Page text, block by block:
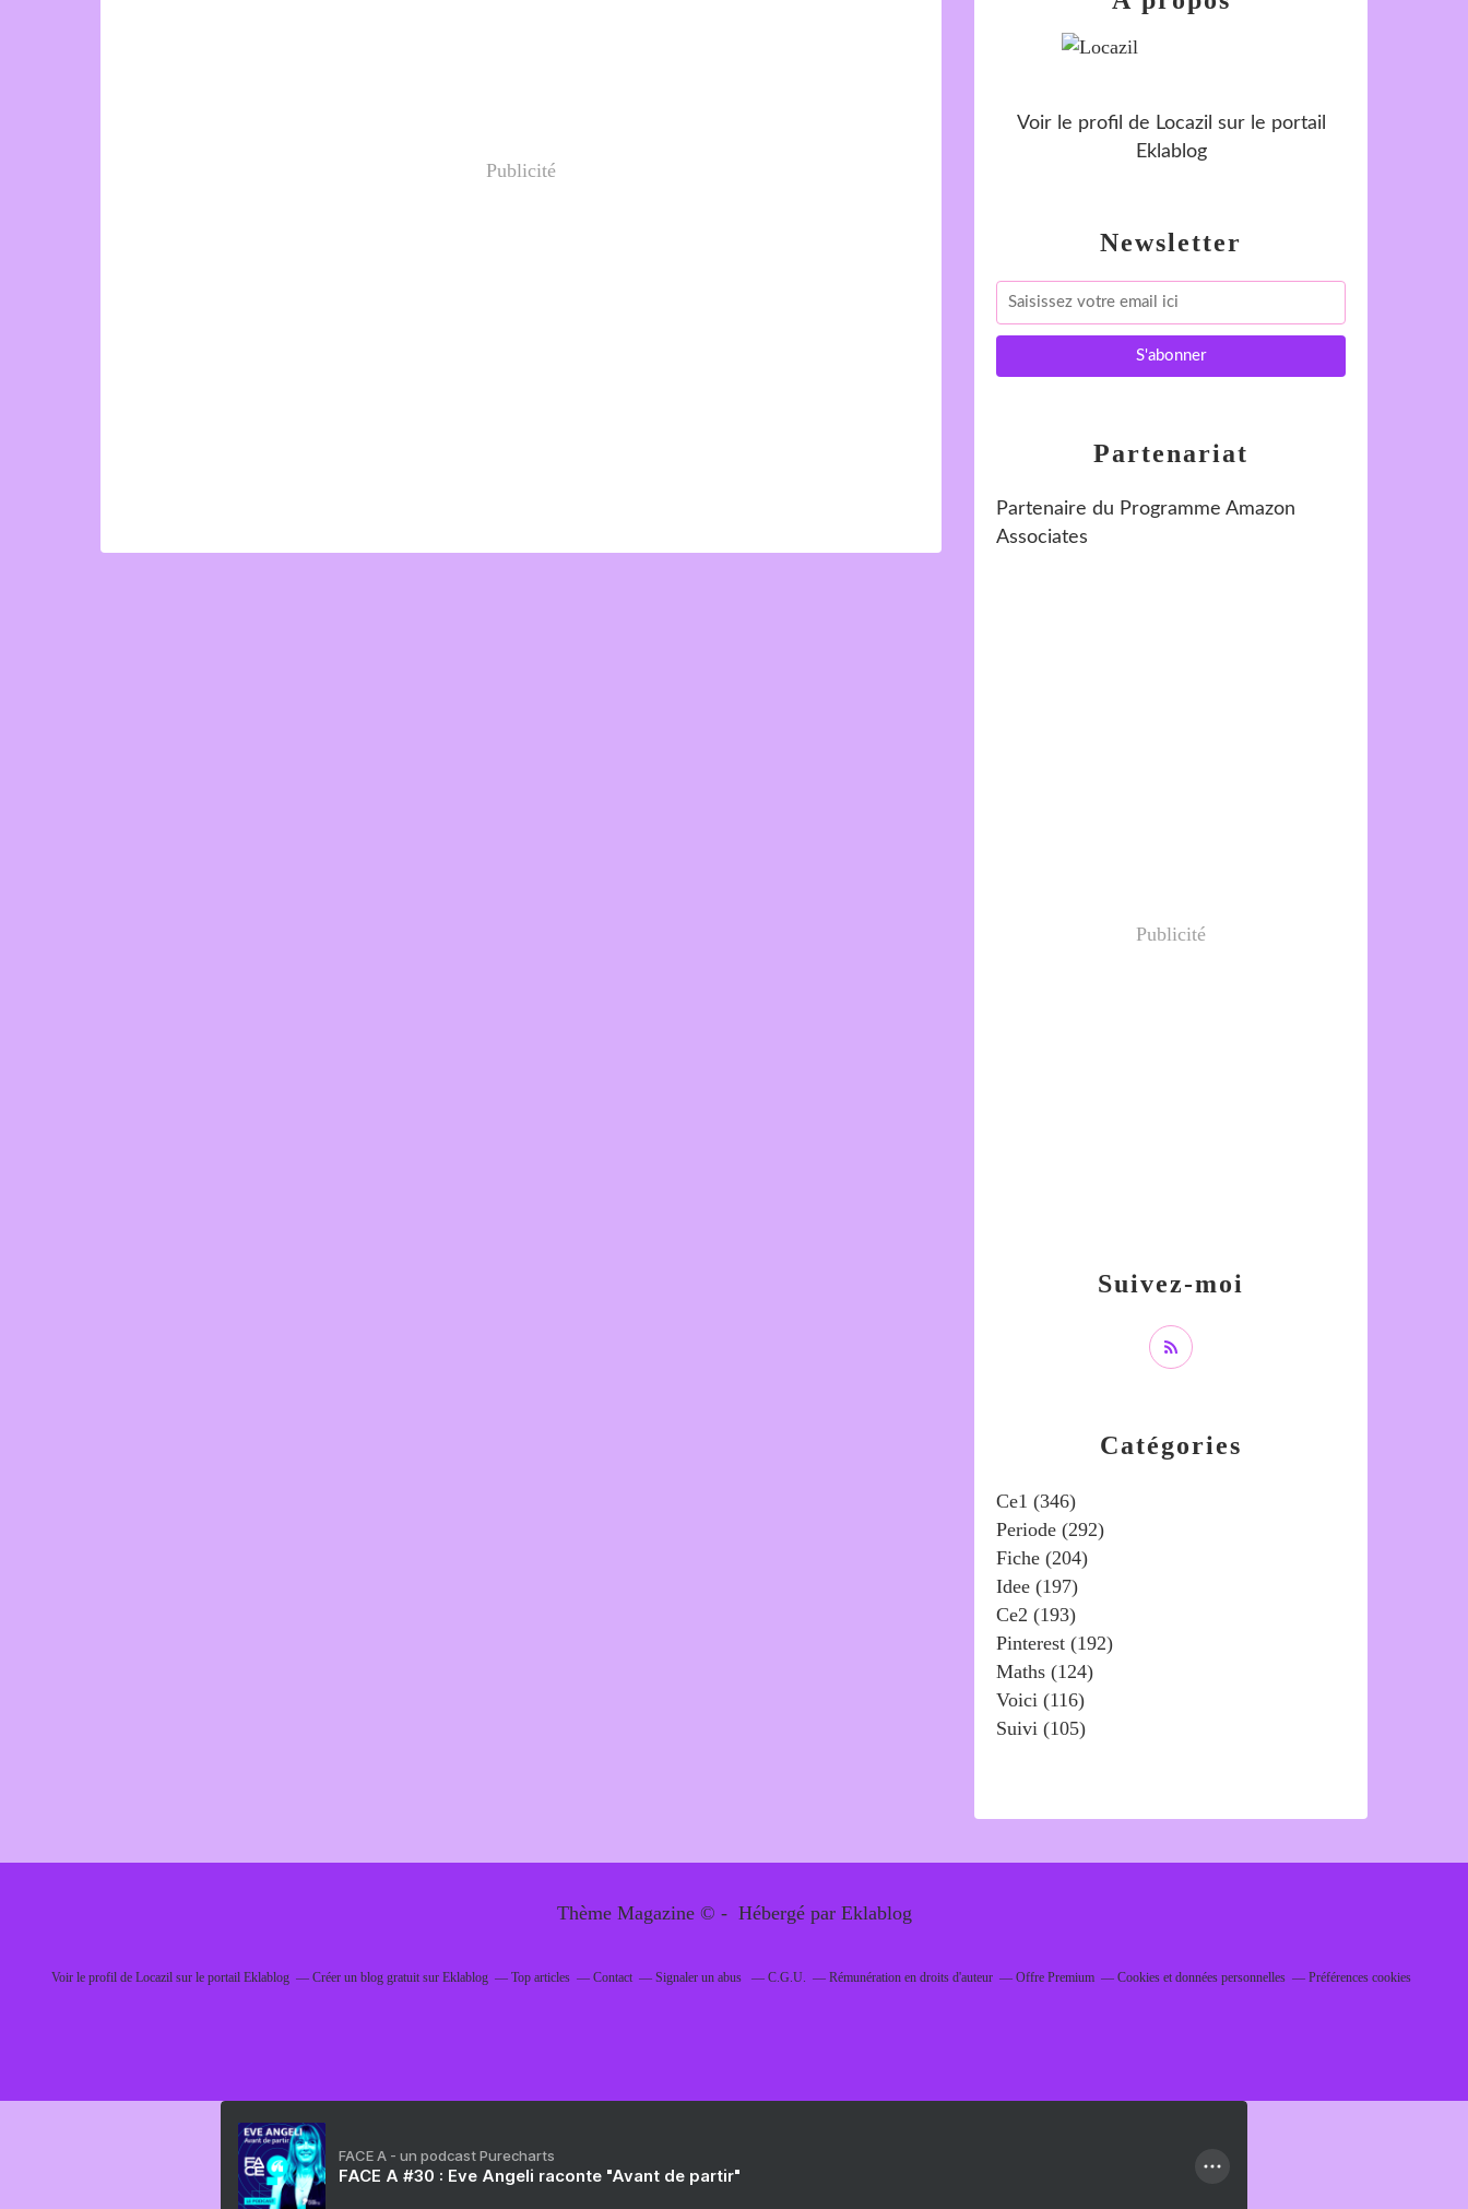
Publicité
Newsletter
Catégories
Ce1 (346)
Periode (292)
Fiche (204)
Idee (197)
Ce2 (193)
Pinterest (192)
Maths (124)
Voici (116)
Suivi (105)
Suivez-moi
Voir le profil de Locazil sur le portail
Eklablog
Partenariat
Partenaire du Programme Amazon
Associates
Publicité
Thème Magazine © - Hébergé par Eklablog
Voir le profil de Locazilsur le portail Eklablog Créer un blog gratuit sur Eklablog Top articles Contact Signaler un abus C.G.U. Rémunération en droits d'auteur Offre Premium Cookies et données personnelles Préférences cookies
FACE A - un podcast Purecharts
FACE A #30 : Eve Angeli raconte "Avant de partir"